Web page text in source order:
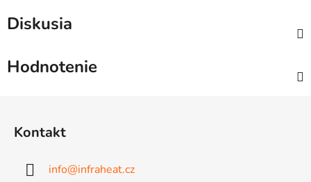
Diskusia
Hodnotenie
Kontakt
info@infraheat.cz